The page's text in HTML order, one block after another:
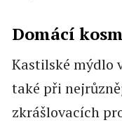
Domácí
Kastilské mýdlo
také při
zkrášlovacích